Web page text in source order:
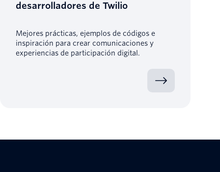
desarrolladores de Twilio
Mejores prácticas, ejemplos de códigos e
inspiración para crear comunicaciones y
experiencias de participación digital.